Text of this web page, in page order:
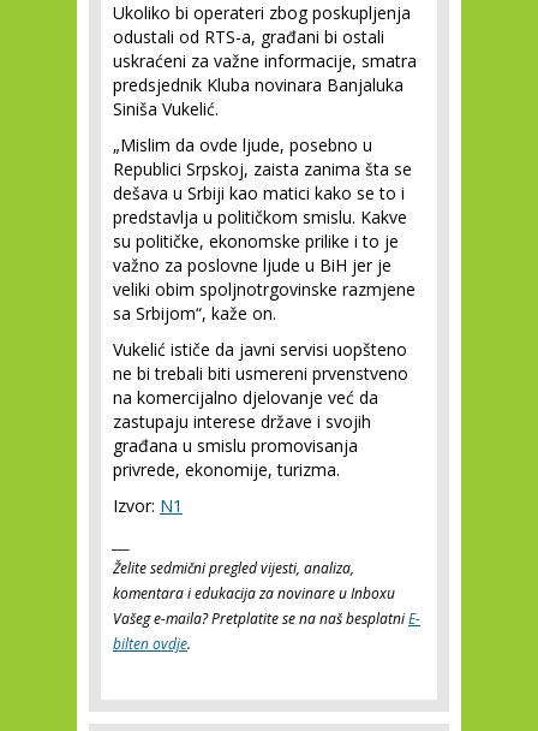
Ukoliko bi operateri zbog poskupljenja
odustali od RTS-a, građani bi ostali
uskraćeni za važne informacije, smatra
predsjednik Kluba novinara Banjaluka
Siniša Vukelić.
„Mislim da ovde ljude, posebno u
Republici Srpskoj, zaista zanima šta se
dešava u Srbiji kao matici kako se to i
predstavlja u političkom smislu. Kakve
su političke, ekonomske prilike i to je
važno za poslovne ljude u BiH jer je
veliki obim spoljnotrgovinske razmjene
sa Srbijom“, kaže on.
Vukelić ističe da javni servisi uopšteno
ne bi trebali biti usmereni prvenstveno
na komercijalno djelovanje već da
zastupaju interese države i svojih
građana u smislu promovisanja
privrede, ekonomije, turizma.
Izvor: N1
Želite sedmični pregled vijesti, analiza,
komentara i edukacija za novinare u Inboxu
Vašeg e-maila? Pretplatite se na naš besplatniE-
bilten ovdje.